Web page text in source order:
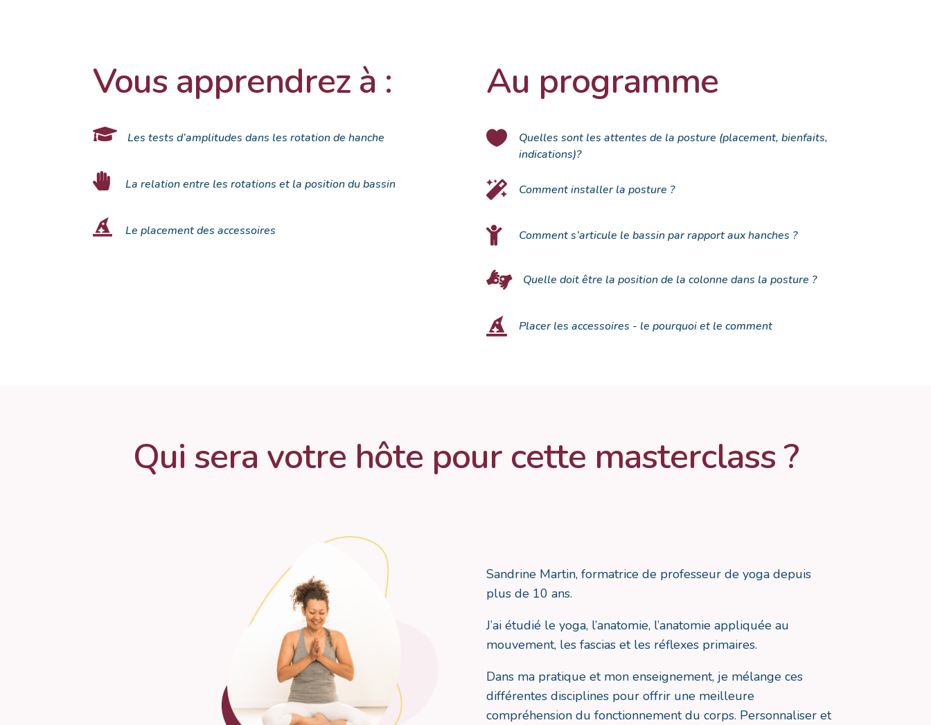
Vous apprendrez à :
 Les tests d’amplitudes dans les rotation de hanche
 La relation entre les rotations et la position du bassin
 Le placement des accessoires
Au programme

Quelles sont les attentes de la posture (placement, bienfaits,
indications)?
 Comment installer la posture ?
 Comment s’articule le bassin par rapport aux hanches ?
 Quelle doit être la position de la colonne dans la posture ?
 Placer les accessoires - le pourquoi et le comment
Qui sera votre hôte pour cette masterclass ?
Sandrine Martin, formatrice de professeur de yoga depuis
plus de 10 ans.
J’ai étudié le yoga, l’anatomie, l’anatomie appliquée au
mouvement, les fascias et les réflexes primaires.
Dans ma pratique et mon enseignement, je mélange ces
différentes disciplines pour offrir une meilleure
compréhension du fonctionnement du corps. Personnaliser et